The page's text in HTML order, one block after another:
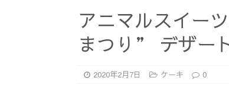
アニマルスイー
まつり” デザー
2020年2月7日 ケーキ 0